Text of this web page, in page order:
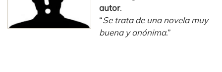
autor.
“Se trata de una novela muy
buena y anónima.”